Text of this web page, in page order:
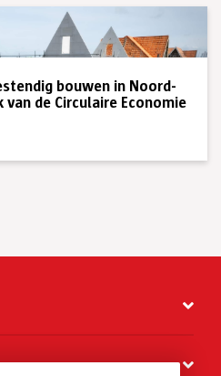
bouwen in Noord-
de Circulaire Economie